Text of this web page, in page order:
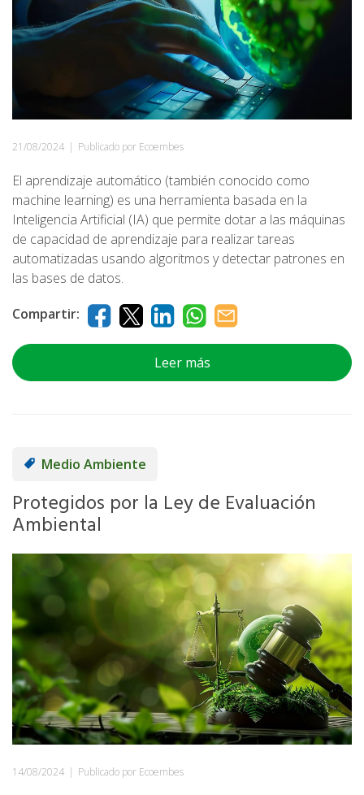
21/08/2024 | Publicado por Ecoembes
El aprendizaje automático (también conocido como
machine learning) es una herramienta basada en la
Inteligencia Artificial (IA) que permite dotar a las máquinas
de capacidad de aprendizaje para realizar tareas
automatizadas usando algoritmos y detectar patrones en
las bases de datos.
Compartir:
Leer más
Medio Ambiente
Protegidos por la Ley de Evaluación
Ambiental
14/08/2024 | Publicado por Ecoembes